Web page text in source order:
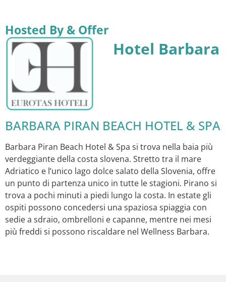
Hosted By & Offer
Hotel Barbara
BARBARA PIRAN BEACH HOTEL & SPA
Barbara Piran Beach Hotel & Spa si trova nella baia più
verdeggiante della costa slovena. Stretto tra il mare
Adriatico e l’unico lago dolce salato della Slovenia, offre
un punto di partenza unico in tutte le stagioni. Pirano si
trova a pochi minuti a piedi lungo la costa. In estate gli
ospiti possono concedersi una spaziosa spiaggia con
sedie a sdraio, ombrelloni e capanne, mentre nei mesi
più freddi si possono riscaldare nel Wellness Barbara.